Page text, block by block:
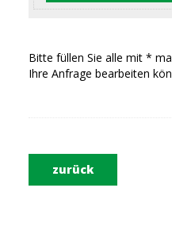
Bitte füllen Sie alle mit *
Ihre Anfrage bearbeiten
zurück